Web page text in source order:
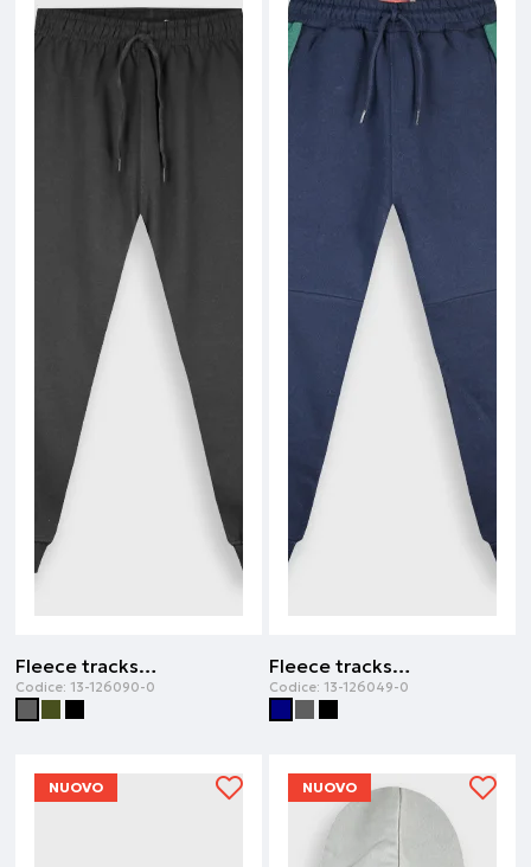
Fleece tracksuit | Antracite
Codice: 13-126090-0
Fleece tracksuit | Blu navy
Codice: 13-126049-0
NUOVO NUOVO